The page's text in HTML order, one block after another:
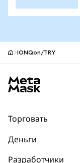
IONQon/TRY
Торговать
Деньги
Разработчики